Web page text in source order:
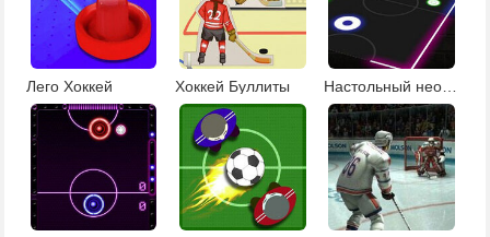
Лего Хоккей Хоккей Буллиты Настольный неоновый хоккей